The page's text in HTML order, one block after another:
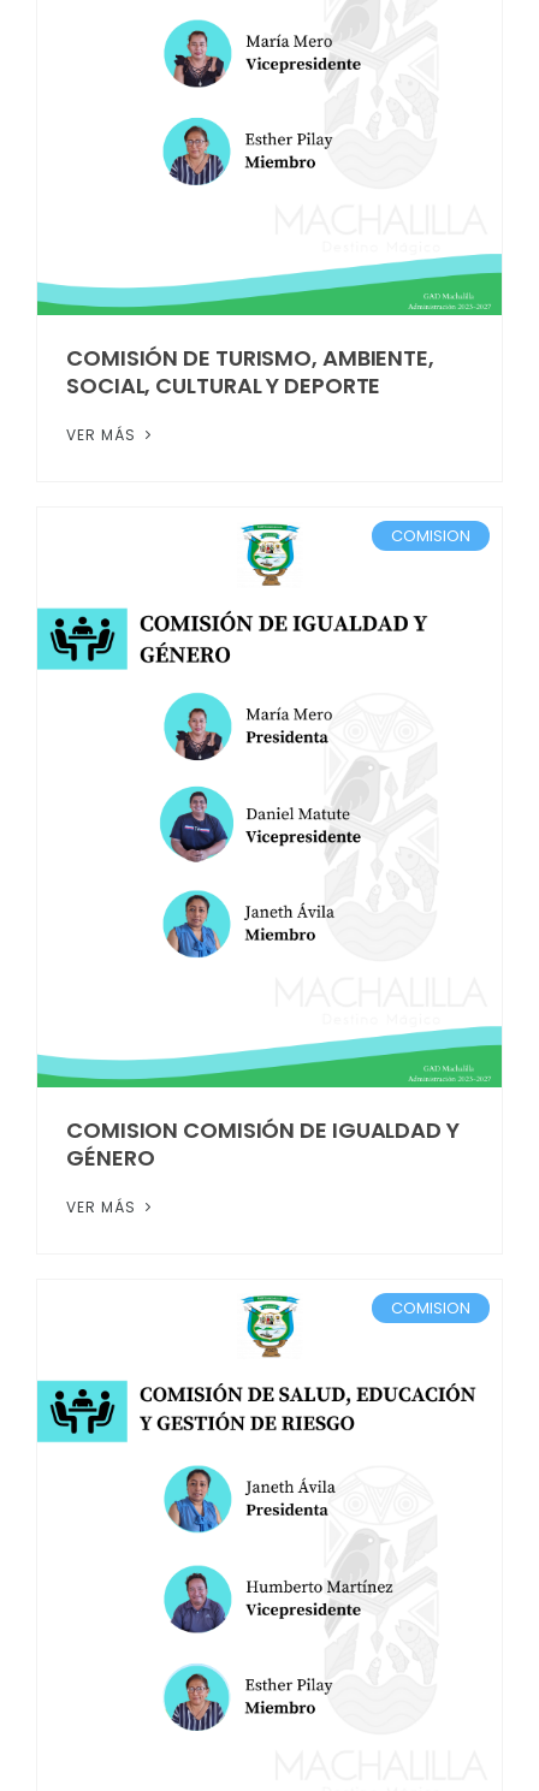
COMISIÓN DE TURISMO, AMBIENTE,
SOCIAL, CULTURAL Y DEPORTE
VER MÁS
COMISION
COMISION COMISIÓN DE IGUALDAD Y
GÉNERO
VER MÁS
COMISION